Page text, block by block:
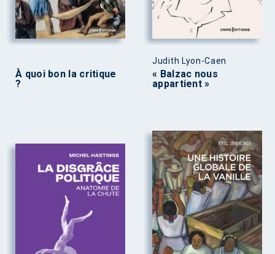
À quoi bon la critique
?
Judith Lyon-Caen
« Balzac nous
appartient »